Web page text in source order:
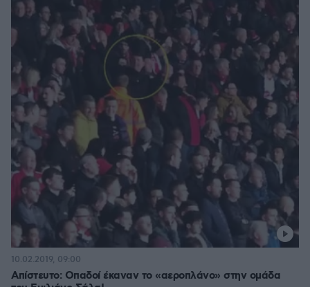
Απίστευτο: Οπαδοί έκαναν το «αεροπλάνο» στην ομάδα
10.02.2019, 09:00